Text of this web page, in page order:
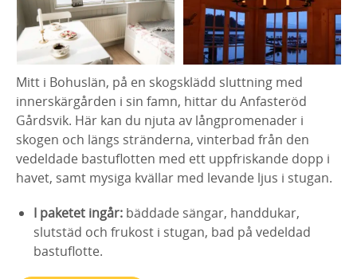
Mitt i Bohuslän, på en skogsklädd sluttning med
innerskärgården i sin famn, hittar du Anfasteröd
Gårdsvik. Här kan du njuta av långpromenader i
skogen och längs stränderna, vinterbad från den
vedeldade bastuflotten med ett uppfriskande dopp i
havet, samt mysiga kvällar med levande ljus i stugan.
I paketet ingår: bäddade sängar, handdukar,
slutstäd och frukost i stugan, bad på vedeldad
bastuflotte.